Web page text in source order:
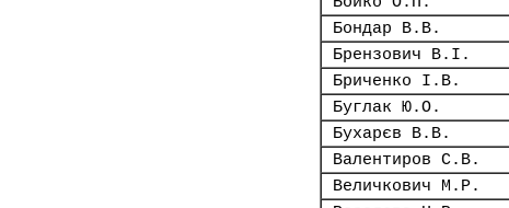
Бондар В.В.
Брензович В.І.
Бриченко І.В.
Буглак Ю.О.
Бухарєв В.В.
Валентиров С.В.
Величкович М.Р.